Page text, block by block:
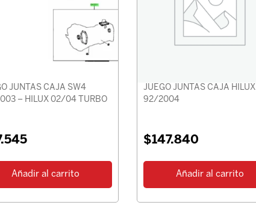
JUNTAS CAJA SW4
– HILUX 02/04 TURBO
Añadir al carrito
JUEGO JUNTAS CAJA HILUX
92/2004
$147.840
Añadir al carrito